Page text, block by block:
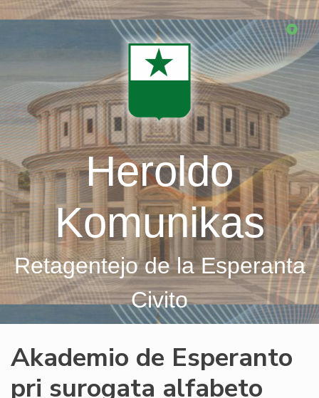
Skip
Heroldo
Komunikas
Retagentejo de la Esperanta
Civito
Akademio de Esperanto
pri surogata alfabeto